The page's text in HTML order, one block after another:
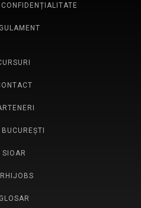
SIOAR
GLOSAR